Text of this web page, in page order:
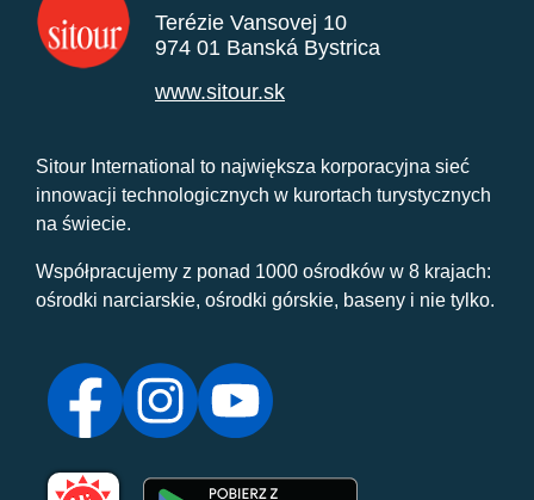
Terézie Vansovej 10
974 01 Banská Bystrica
www.sitour.sk
Sitour International to największa korporacyjna sieć
innowacji technologicznych w kurortach turystycznych
na świecie.
Współpracujemy z ponad 1000 ośrodków w 8 krajach:
ośrodki narciarskie, ośrodki górskie, baseny i nie tylko.